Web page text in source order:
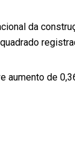
da
aumento de